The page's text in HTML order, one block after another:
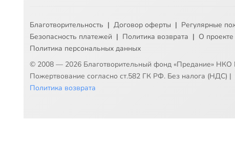
Благотворительность | Договор оферты | Регулярные
Безопасность платежей | Политика возврата | О проекте
Политика персональных данных
© 2008 — 2026 Благотворительный фонд «Предание»
Пожертвование согласно ст.582 ГК РФ. Без налога (НДС) |
Политика возврата